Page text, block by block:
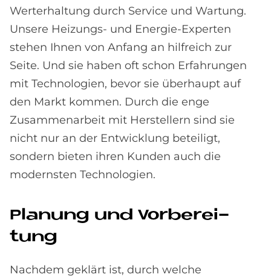
Werterhaltung durch Service und Wartung.
Unsere Heizungs- und Energie-Experten
stehen Ihnen von Anfang an hilfreich zur
Seite. Und sie haben oft schon Erfahrungen
mit Technologien, bevor sie überhaupt auf
den Markt kommen. Durch die enge
Zusammenarbeit mit Herstellern sind sie
nicht nur an der Entwicklung beteiligt,
sondern bieten ihren Kunden auch die
modernsten Technologien.
Pla­nung und Vor­be­rei­
tung
Nachdem geklärt ist, durch welche